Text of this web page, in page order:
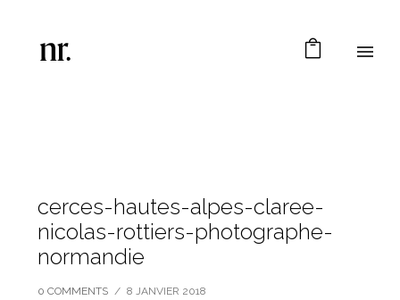
cerces-hautes-alpes-claree-
nicolas-rottiers-photographe-
normandie
0 COMMENTS / 8 JANVIER 2018